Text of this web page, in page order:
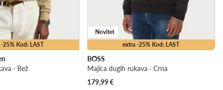
25% Kod: LAST
· Bež
extra -25% Kod: LAST
Novitet
BOSS
Majica dugih rukava · Crna
179,99€